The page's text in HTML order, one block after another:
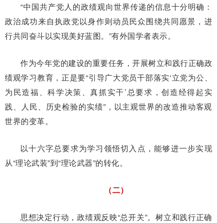
“中国共产党人的政绩观向世界传递的信息十分明确：
政治成功来自执政党以身作则动员民众围绕共同愿景，进
行共同奋斗以实现美好蓝图。”有外国学者表示。
作为今年党的建设的重要任务，开展树立和践行正确政
绩观学习教育，正是要“引导广大党员干部落实‘立党为公、
为民造福、科学决策、真抓实干’总要求，创造经得起实
践、人民、历史检验的实绩”，以主观世界的改造推动客观
世界的变革。
以十六字总要求为学习领悟切入点，能够进一步实现
从“理论武装”到“理论武器”的转化。
（二）
思想决定行动，政绩观反映“总开关”。树立和践行正确